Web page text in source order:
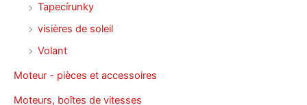
Tapecírunky
visières de soleil
Volant
Moteur - pièces et accessoires
Moteurs, boîtes de vitesses